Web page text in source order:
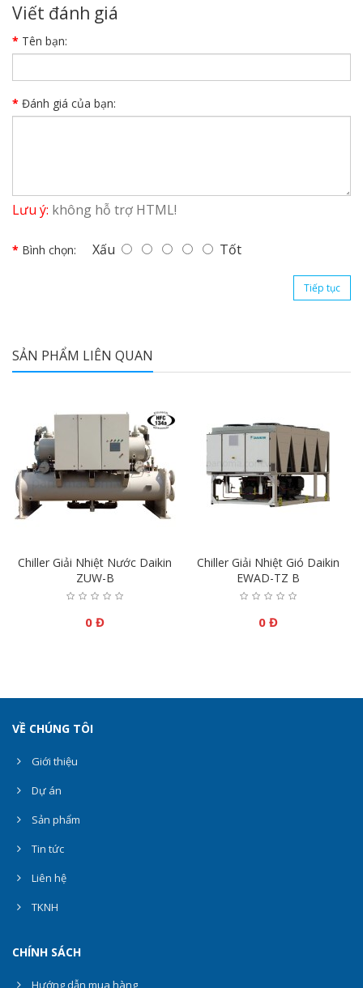
Viết đánh giá
Tên bạn:
Đánh giá của bạn:
Lưu ý: không hỗ trợ HTML!
Bình chọn: Xấu Tốt
Tiếp tục
SẢN PHẨM LIÊN QUAN
Chiller Giải Nhiệt Nước Daikin
ZUW-B
0 Đ
Chiller Giải Nhiệt Gió Daikin
EWAD-TZ B
0 Đ
VỀ CHÚNG TÔI
Giới thiệu
Dự án
Sản phẩm
Tin tức
Liên hệ
TKNH
CHÍNH SÁCH
Hướng dẫn mua hàng